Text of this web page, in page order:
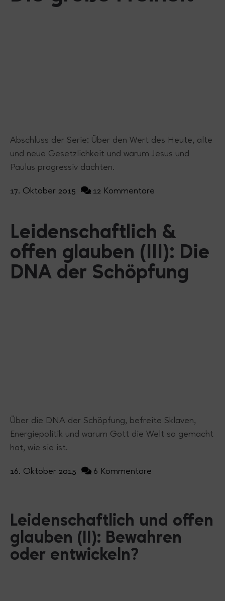
Abschluss der Serie: Über den Wert des Heute, alte
und neue Gesetzlichkeit und warum Jesus und
Paulus progressiv dachten.
17. Oktober 2015 12 Kommentare
Leidenschaftlich &
offen glauben (III): Die
DNA der Schöpfung
Über die DNA der Schöpfung, befreite Sklaven,
Energiepolitik und warum Gott die Welt so gemacht
hat, wie sie ist.
16. Oktober 2015 6 Kommentare
Leidenschaftlich und offen
glauben (II): Bewahren
oder entwickeln?